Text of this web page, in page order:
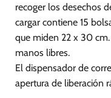
recoger los desechos
cargar contiene 15
que miden 22 x 30
manos libres.
El dispensador de
apertura de liberación